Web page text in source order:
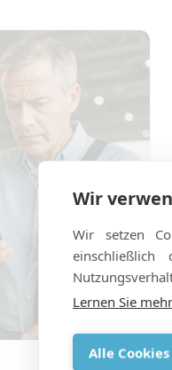
Wir
Wir setzen
Lernen Sie mehr
Alle